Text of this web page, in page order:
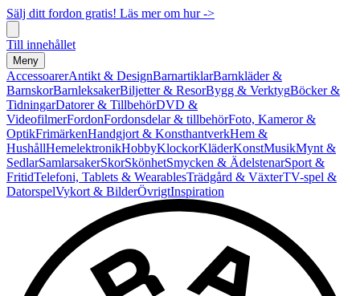
Sälj ditt fordon gratis! Läs mer om hur ->
Till innehållet
Meny
AccessoarerAntikt & DesignBarnartiklarBarnkläder &
BarnskorBarnleksakerBiljetter & ResorBygg & VerktygBöcker &
TidningarDatorer & TillbehörDVD &
VideofilmerFordonFordonsdelar & tillbehörFoto, Kameror &
OptikFrimärkenHandgjort & KonsthantverkHem &
HushållHemelektronikHobbyKlockorKläderKonstMusikMynt &
SedlarSamlarsakerSkorSkönhetSmycken & ÄdelstenarSport &
FritidTelefoni, Tablets & WearablesTrädgård & VäxterTV-spel &
DatorspelVykort & BilderÖvrigtInspiration